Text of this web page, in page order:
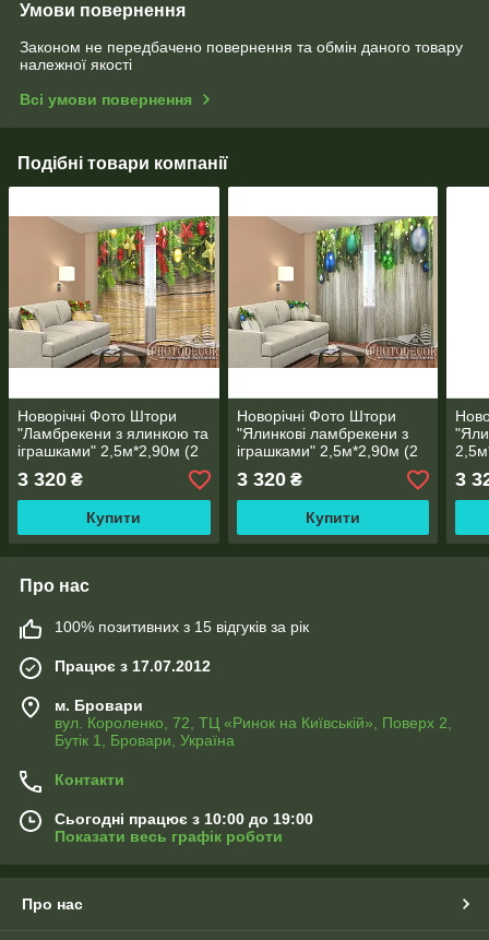
Умови повернення
Законом не передбачено повернення та обмін даного товару
належної якості
Всі умови повернення
Подібні товари компанії
Новорічні Фото Штори
"Ламбрекени з ялинкою та
іграшками" 2,5м*2,90м (2
полотна по 1,45м), тасьма
3 320 ₴
Купити
Новорічні Фото Штори
"Ялинкові ламбрекени з
іграшками" 2,5м*2,90м (2
полотна по 1,45м), тасьма
3 320₴
Купити
3
Про нас
100% позитивних з 15 відгуків за рік
Працює з 17.07.2012
м. Бровари
вул. Короленко, 72, ТЦ «Ринок на Київській», Поверх 2,
Бутік 1, Бровари, Україна
Контакти
Сьогодні працює з 10:00 до 19:00
Показати весь графік роботи
Про нас